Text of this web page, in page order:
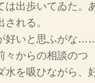
出歩いてゐた。
れる。
好いと思ふがな……
からの相談のつ
を吸ひながら、